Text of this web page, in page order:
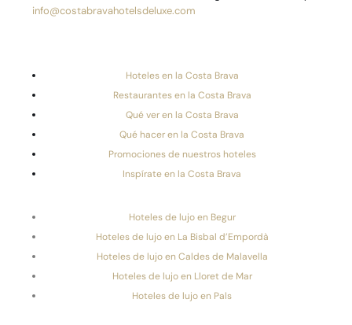
info@costabravahotelsdeluxe.com
Hoteles en la Costa Brava
Restaurantes en la Costa Brava
Qué ver en la Costa Brava
Qué hacer en la Costa Brava
Promociones de nuestros hoteles
Inspírate en la Costa Brava
Hoteles de lujo en Begur
Hoteles de lujo en La Bisbal d’Empordà
Hoteles de lujo en Caldes de Malavella
Hoteles de lujo en Lloret de Mar
Hoteles de lujo en Pals